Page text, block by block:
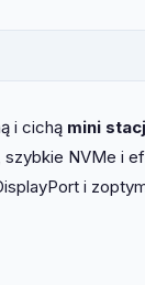
i cichą mini
NVMe i
i